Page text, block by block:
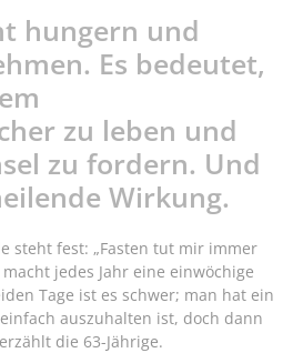
hungern und
Es bedeutet,
zu leben und
zu fordern. Und
Wirkung.
steht fest: „Fasten tut mir immer
jedes Jahr eine einwöchige
Tage ist es schwer; man hat ein
auszuhalten ist, doch dann
die 63-Jährige.